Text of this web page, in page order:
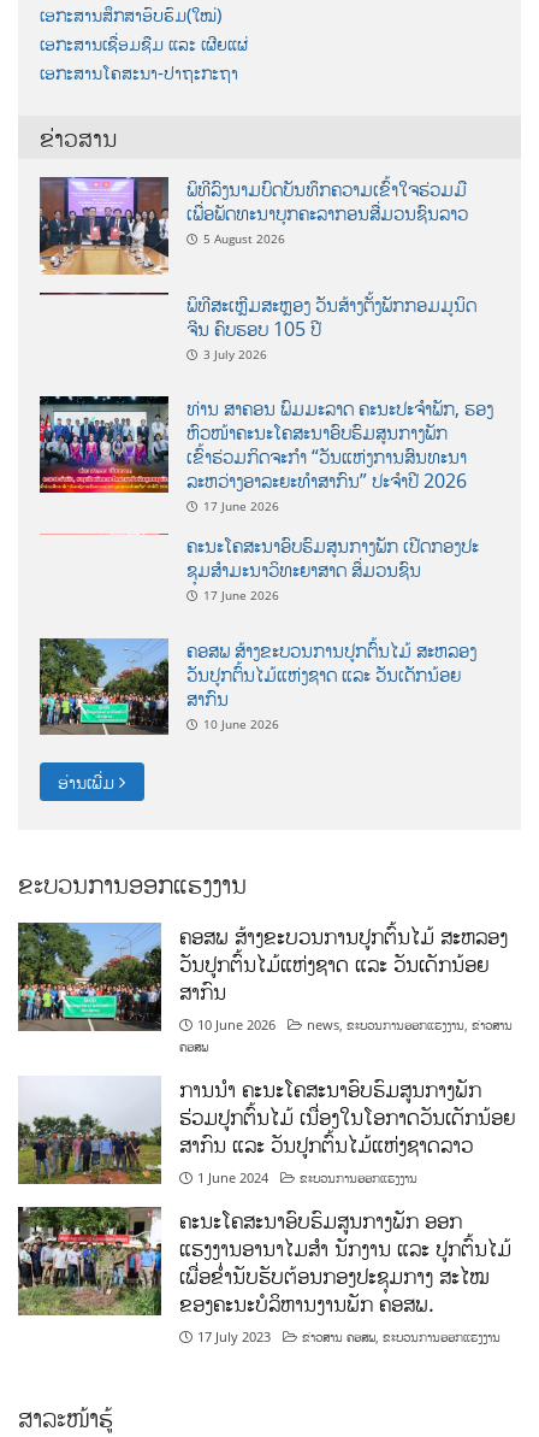
ເອກະສານສຶກສາອົບຮົມ(ໃໝ່)
ເອກະສານເຊື່ອມຊືມ ແລະ ເຜີຍແຜ່
ເອກະສານໂຄສະນາ-ປາຖະກະຖາ
ຂ່າວສານ
ພິທີລົງນາມບົດບັນທຶກຄວາມເຂົ້າໃຈຮ່ວມມື
ເພື່ອພັດທະນາບຸກຄະລາກອນສື່ມວນຊົນລາວ
5 August 2026
ພິທີສະເຫຼີມສະຫຼອງ ວັນສ້າງຕັ້ງພັກກອມມູນິດ
ຈີນ ຄົບຮອບ 105 ປີ
3 July 2026
ທ່ານ ສາຄອນ ພົມມະລາດ ຄະນະປະຈໍາພັກ, ຮອງ
ຫົວໜ້າຄະນະໂຄສະນາອົບຮົມສູນກາງພັກ
ເຂົ້າຮ່ວມກິດຈະກຳ “ວັນແຫ່ງການສົນທະນາ
ລະຫວ່າງອາລະຍະທຳສາກົນ” ປະຈຳປີ 2026
17 June 2026
ຄະນະໂຄສະນາອົບຮົມສູນກາງພັກ ເປີດກອງປະ
ຊຸມສຳມະນາວິທະຍາສາດ ສຶ່ມວນຊົນ
17 June 2026
ຄອສພ ສ້າງຂະບວນການປູກຕົ້ນໄມ້ ສະຫລອງ
ວັນປູກຕົ້ນໄມ້ແຫ່ງຊາດ ແລະ ວັນເດັກນ້ອຍ
ສາກົນ
10 June 2026
ອ່ານເພີ່ມ
ຂະບວນການອອກແຮງງານ
ຄອສພ ສ້າງຂະບວນການປູກຕົ້ນໄມ້ ສະຫລອງ
ວັນປູກຕົ້ນໄມ້ແຫ່ງຊາດ ແລະ ວັນເດັກນ້ອຍ
ສາກົນ
10 June 2026 news,ຂະບວນການອອກແຮງງານ,ຂ່າວສານ
ຄອສພ
ການນໍາ ຄະນະໂຄສະນາອົບຮົມສູນກາງພັກ
ຮ່ວມປູກຕົ້ນໄມ້ ເນື່ອງໃນໂອກາດວັນເດັກນ້ອຍ
ສາກົນ ແລະ ວັນປູກຕົ້ນໄມ້ແຫ່ງຊາດລາວ
1 June 2024 ຂະບວນການອອກແຮງງານ
ຄະນະໂຄສະນາອົບຮົມສູນກາງພັກ ອອກ
ແຮງງານອານາໄມສໍາ ນັກງານ ແລະ ປູກຕົ້ນໄມ້
ເພື່ອຂໍ່ານັບຮັບຕ້ອນກອງປະຊຸມກາງ ສະໄໝ
ຂອງຄະນະບໍລິຫານງານພັກ ຄອສພ.
17 July 2023 ຂ່າວສານ ຄອສພ,ຂະບວນການອອກແຮງງານ
ສາລະໜ້າຮູ້